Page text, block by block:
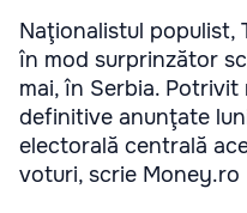
Naţionalistul populist,
în mod surprinzător
mai, în Serbia.
definitive anunţate
electorală centrală
voturi, scrie Money.ro